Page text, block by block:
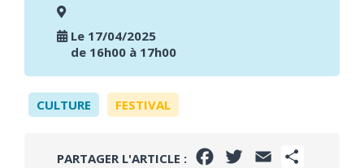
Le 17/04/2025
de 16h00 à 17h00
CULTURE FESTIVAL
PARTAGER L'ARTICLE : FACEBOOKTWITTER
EMAIL